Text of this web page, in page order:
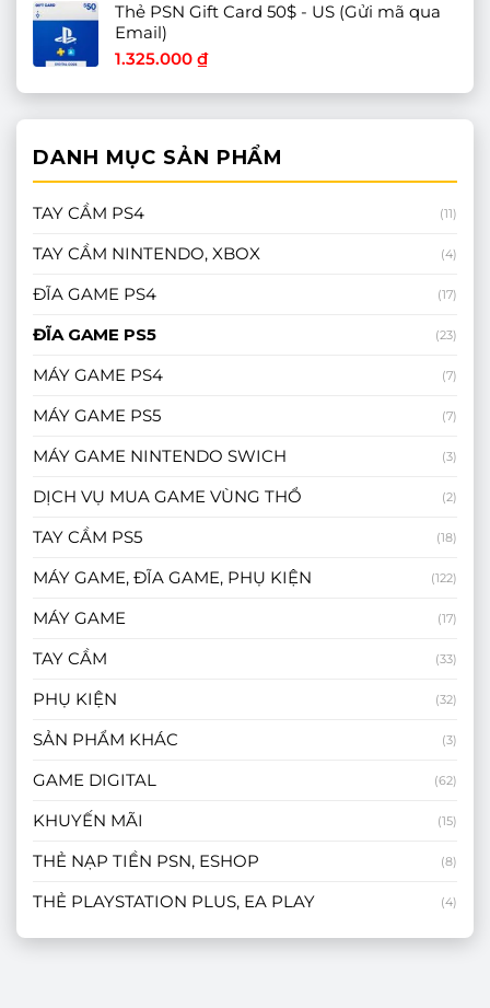
Thẻ PSN Gift Card 50$ - US (Gửi mã qua
Email)
1.325.000 ₫
DANH MỤC SẢN PHẨM
TAY CẦM PS4 (11)
TAY CẦM NINTENDO, XBOX (4)
ĐĨA GAME PS4 (17)
ĐĨA GAME PS5 (23)
MÁY GAME PS4 (7)
MÁY GAME PS5 (7)
MÁY GAME NINTENDO SWICH (3)
DỊCH VỤ MUA GAME VÙNG THỔ (2)
TAY CẦM PS5 (18)
MÁY GAME, ĐĨA GAME, PHỤ KIỆN (122)
MÁY GAME (17)
TAY CẦM (33)
PHỤ KIỆN (32)
SẢN PHẨM KHÁC (3)
GAME DIGITAL (62)
KHUYẾN MÃI (15)
THẺ NẠP TIỀN PSN, ESHOP (8)
THẺ PLAYSTATION PLUS, EA PLAY (4)